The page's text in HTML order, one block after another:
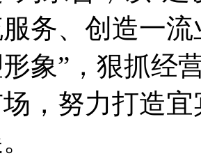
务、创造一
象”，狠抓经
，努力打造